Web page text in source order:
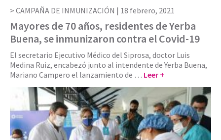
CAMPAÑA DE INMUNIZACIÓN | 18 febrero, 2021
Mayores de 70 años, residentes de Yerba
Buena, se inmunizaron contra el Covid-19
El secretario Ejecutivo Médico del Siprosa, doctor Luis
Medina Ruiz, encabezó junto al intendente de Yerba Buena,
Mariano Campero el lanzamiento de … Leer +